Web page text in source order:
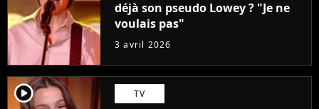
déjà son pseudo Lowey ? "Je ne
voulais pas"
3 avril 2026
player2 TV